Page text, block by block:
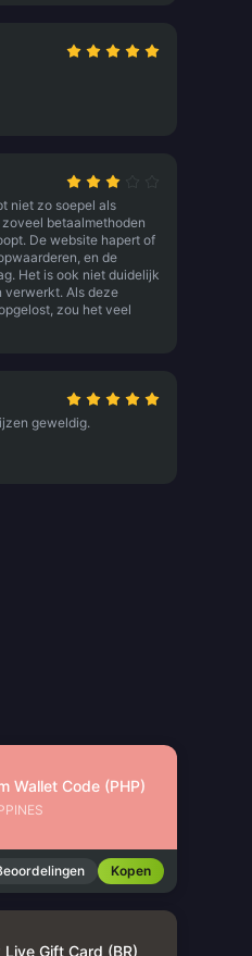
niet zo soepel als
betaalmethoden
De website hapert of
en de
Het is ook niet duidelijk
verwerkt. Als deze
zou het veel
geweldig.
Wallet Code (PHP)
Kopen
Live Gift Card (BR)